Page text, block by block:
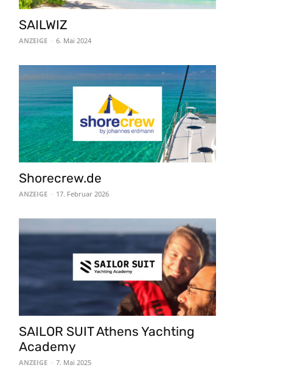
SAILWIZ
ANZEIGE - 6. Mai 2024
Shorecrew.de
ANZEIGE - 17. Februar 2026
SAILOR SUIT Athens Yachting
Academy
ANZEIGE - 7. Mai 2025